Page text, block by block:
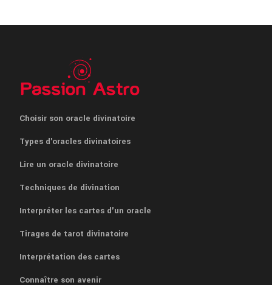
Choisir son oracle divinatoire
Types d'oracles divinatoires
Lire un oracle divinatoire
Techniques de divination
Interpréter les cartes d'un oracle
Tirages de tarot divinatoire
Interprétation des cartes
Connaître son avenir